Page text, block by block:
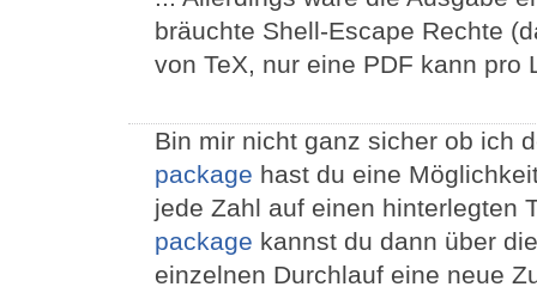
bräuchte Shell-Escape Rechte
von TeX, nur eine PDF kann pro
Bin mir nicht ganz sicher ob ich
package hast du eine
jede Zahl auf einen hinterlegten
package kannst du dann über
einzelnen Durchlauf eine neue